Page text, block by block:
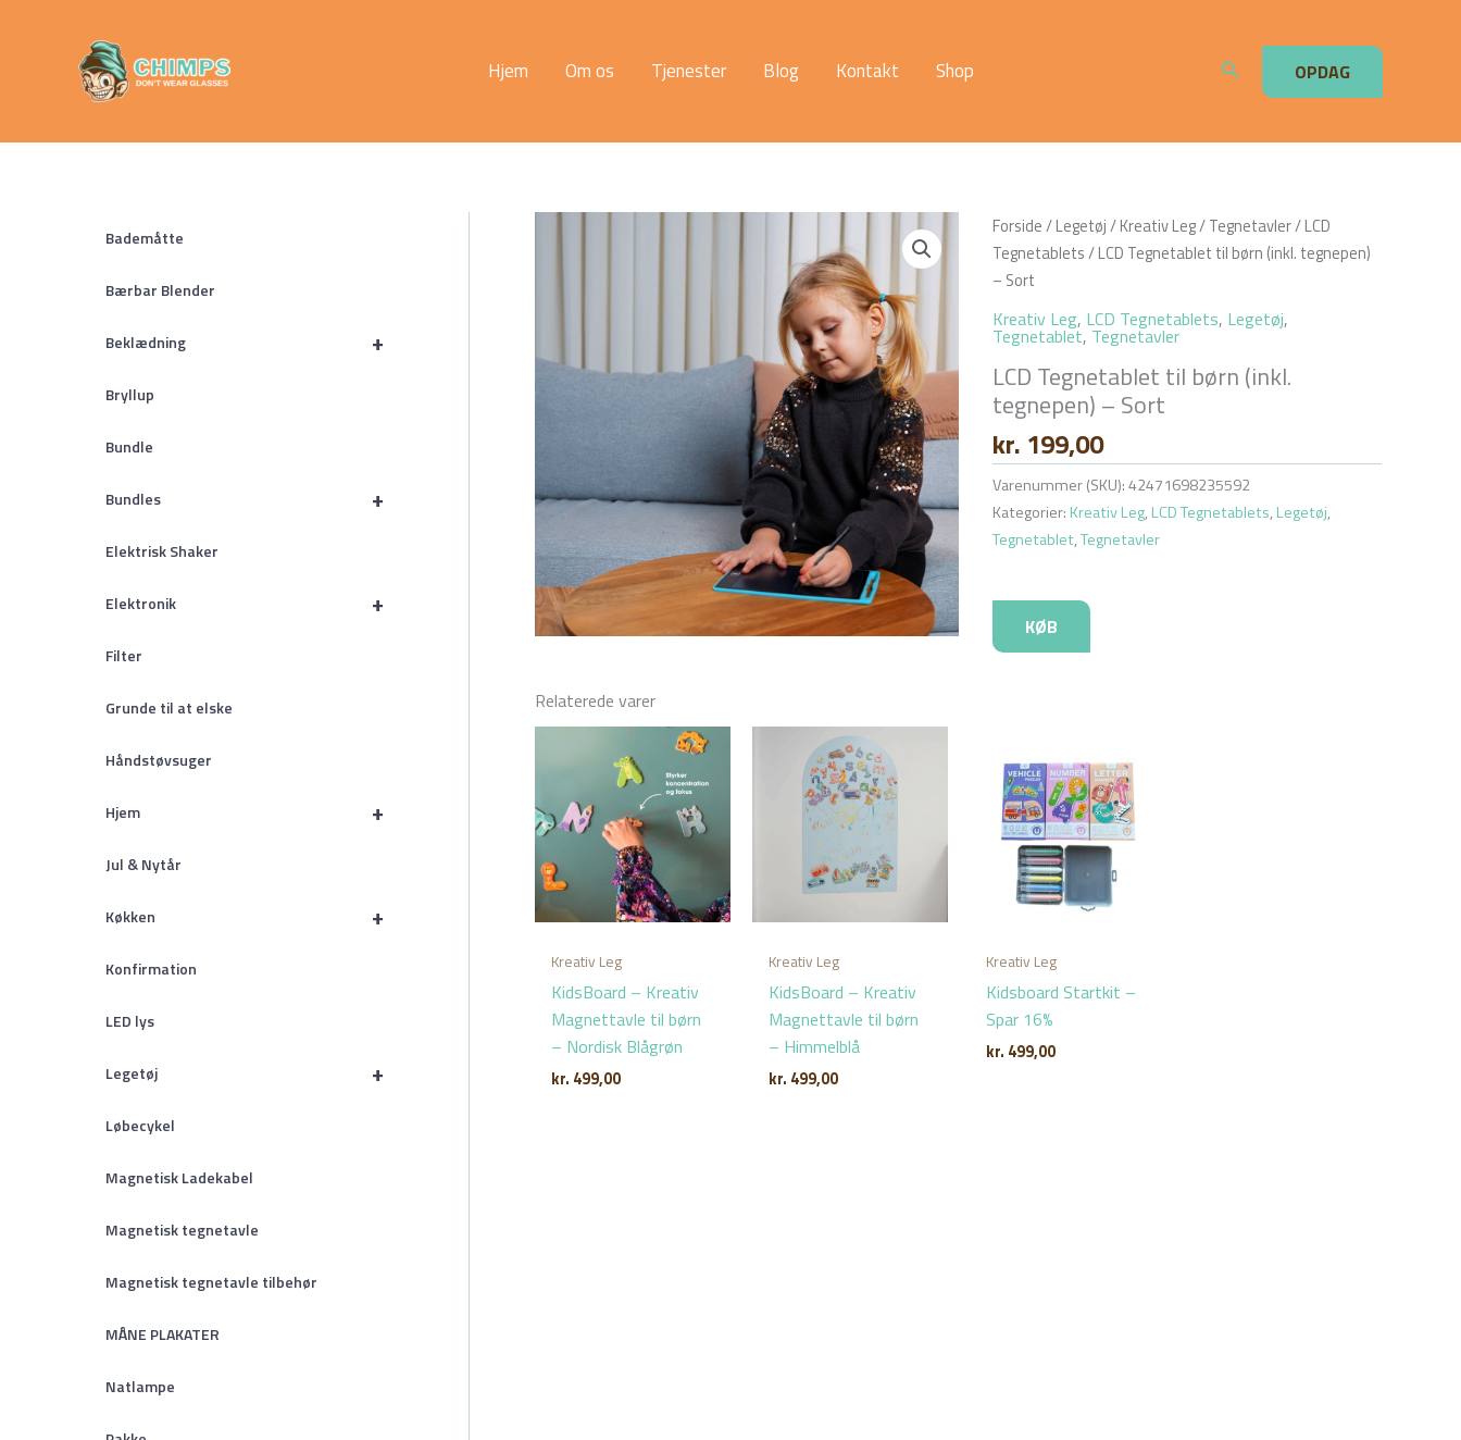
Hjem Om os Tjenester Blog Kontakt Shop Søg OPDAG
Bademåtte
Bærbar Blender
+
Beklædning
Bryllup
Bundle
+
Bundles
Elektrisk Shaker
+
Elektronik
Filter
Grunde til at elske
Håndstøvsuger
+
Hjem
Jul & Nytår
+
Køkken
Konfirmation
LED lys
+
Legetøj
Løbecykel
Magnetisk Ladekabel
Magnetisk tegnetavle
Magnetisk tegnetavle tilbehør
MÅNE PLAKATER
Natlampe
Forside/Legetøj/Kreativ Leg/Tegnetavler/LCD
Tegnetablets/ LCD Tegnetablet til børn (inkl. tegnepen)
– Sort
Kreativ Leg, LCD Tegnetablets, Legetøj,
Tegnetablet, Tegnetavler
LCD Tegnetablet til børn (inkl.
tegnepen) – Sort
kr. 199,00
Varenummer (SKU):42471698235592
Kategorier: Kreativ Leg, LCD Tegnetablets, Legetøj,
Tegnetablet,Tegnetavler
KØB
Relaterede varer
Kreativ Leg
KidsBoard – Kreativ
Magnettavle til børn
– Nordisk Blågrøn
kr. 499,00
Kreativ Leg
KidsBoard – Kreativ
Magnettavle til børn
– Himmelblå
kr. 499,00
Kreativ Leg
Kidsboard Startkit –
Spar 16%
kr. 499,00